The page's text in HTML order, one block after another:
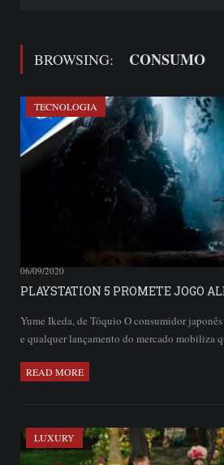
BROWSING: CONSUMO
TECNOLOGIA
06/09/2020
PLAYSTATION 5 PROMETE JOGO
Yume Ikeda, de Tóquio O consumidor
e qualquer lançamento do mercado mobiliza
READ MORE
LUXURY